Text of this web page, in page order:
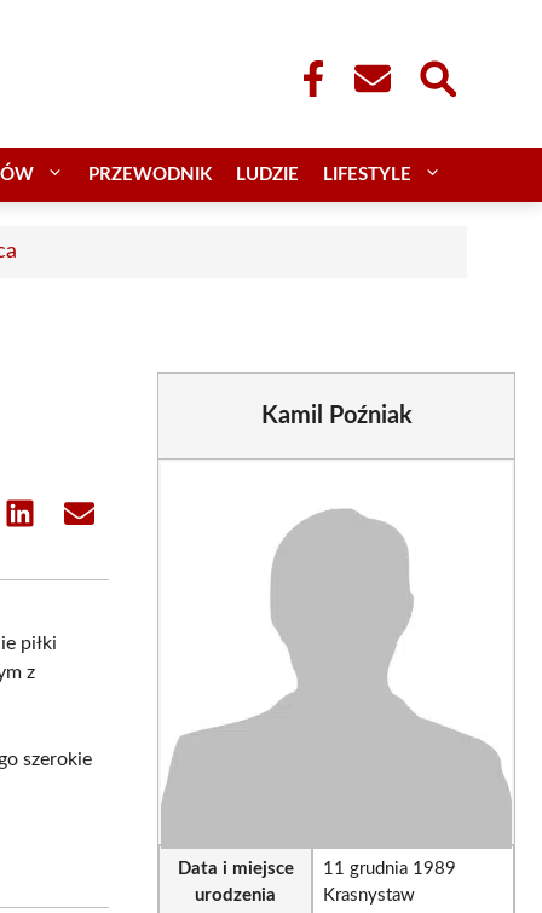
PRZEWODNIK LUDZIE LIFESTYLE
Share Share
piłki
z
szerokie
Kamil Poźniak
Data i miejsce
urodzenia
11 grudnia 1989
Krasnystaw